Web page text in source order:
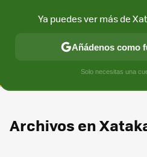
CONECTIVIDAD MÓVIL Y
Archivos en
Ya puedes ver más de
Añádenos como
Solo necesitas una